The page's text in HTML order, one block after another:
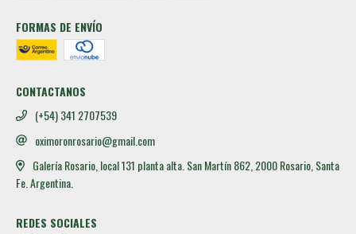
FORMAS DE ENVÍO
CONTACTANOS
(+54) 341 2707539
oximoronrosario@gmail.com
Galería Rosario, local 131 planta alta. San Martín 862, 2000 Rosario, Santa
Fe. Argentina.
REDES SOCIALES